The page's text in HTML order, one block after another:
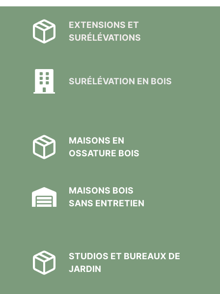
EXTENSIONS ET
SURÉLÉVATIONS
SURÉLÉVATION EN BOIS
MAISONS EN
OSSATURE BOIS
MAISONS BOIS
SANS ENTRETIEN
STUDIOS ET BUREAUX DE
JARDIN